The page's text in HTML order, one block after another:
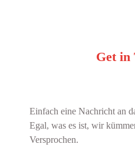
Get in
Einfach eine Nachricht an
Egal, was es ist, wir
Versprochen.